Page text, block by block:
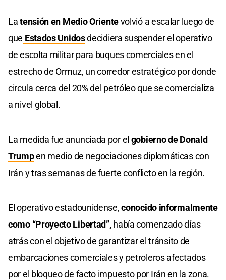
Latensión en Medio Orientevolvió a escalar luego de
que Estados Unidosdecidiera suspender el operativo
de escolta militar para buques comerciales en el
estrecho de Ormuz, un corredor estratégico por donde
circula cerca del 20% del petróleo que se comercializa
a nivel global.
La medida fue anunciada por el gobierno deDonald
Trumpen medio de negociaciones diplomáticas con
Irán y tras semanas de fuerte conflicto en la región.
El operativo estadounidense,conocido informalmente
como “Proyecto Libertad”,había comenzado días
atrás con el objetivo de garantizar el tránsito de
embarcaciones comerciales y petroleros afectados
por el bloqueo de facto impuesto por Irán en la zona.